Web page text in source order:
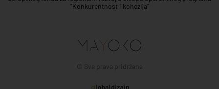
"Konkurentnost i kohezija"
© Sva prava pridržana